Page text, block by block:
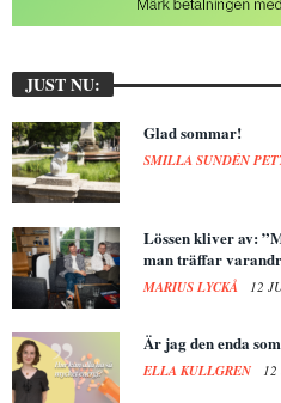
JUST NU:
Glad sommar!
SMILLA SUNDÉN
Lössen kliver av:
man träffar
MARIUS LYCKÅ 12
Är jag den enda
ELLA KULLGREN